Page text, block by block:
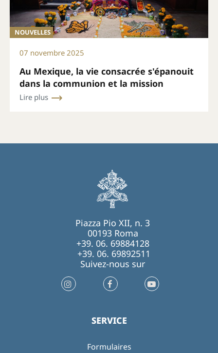
NOUVELLES
07 novembre 2025
Au Mexique, la vie consacrée s'épanouit
dans la communion et la mission
Lire plus
Piazza Pio XII, n. 3
00193 Roma
+39. 06. 69884128
+39. 06. 69892511
Suivez-nous sur
SERVICE
Formulaires